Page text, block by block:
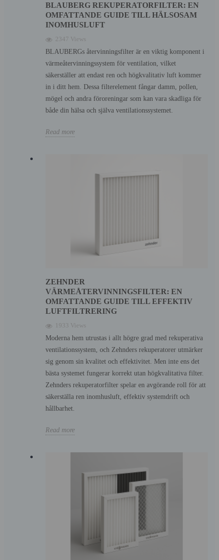
BLAUBERG REKUPERATORFILTER: EN
OMFATTANDE GUIDE TILL HÄLSOSAM
INOMHUSLUFT
2347 Views
BLAUBERGs återvinningsfilter är en viktig komponent i
värmeåtervinningssystem för ventilation, vilket
säkerställer att endast ren och högkvalitativ luft kommer
in i ditt hem. Dessa filterelement fångar damm, pollen,
mögel och andra föroreningar som kan vara skadliga för
både din hälsa och själva ventilationssystemet.
Read more
ZEHNDER
VÄRMEÅTERVINNINGSFILTER: EN
OMFATTANDE GUIDE TILL EFFEKTIV
LUFTFILTRERING
1933 Views
Moderna hem utrustas i allt högre grad med rekuperativa
ventilationssystem, och Zehnders rekuperatorer utmärker
sig genom sin kvalitet och effektivitet. Men inte ens det
bästa systemet fungerar korrekt utan högkvalitativa filter.
Zehnders rekuperatorfilter spelar en avgörande roll för att
säkerställa ren inomhusluft, effektiv systemdrift och
hållbarhet.
Read more